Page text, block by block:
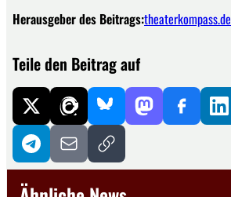
Herausgeber des Beitrags:theaterkompass.de
Teile den Beitrag auf